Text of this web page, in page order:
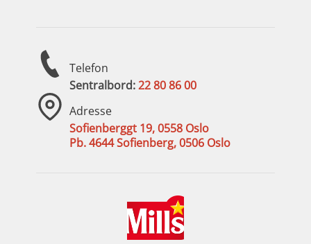
Telefon
Sentralbord:22 80 86 00
Adresse
Sofienberggt 19, 0558 Oslo
Pb. 4644 Sofienberg, 0506 Oslo